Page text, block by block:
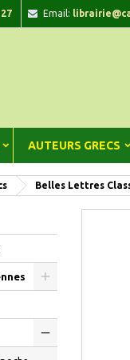
Email:
AUTEURS GRECS
Belles Lettres